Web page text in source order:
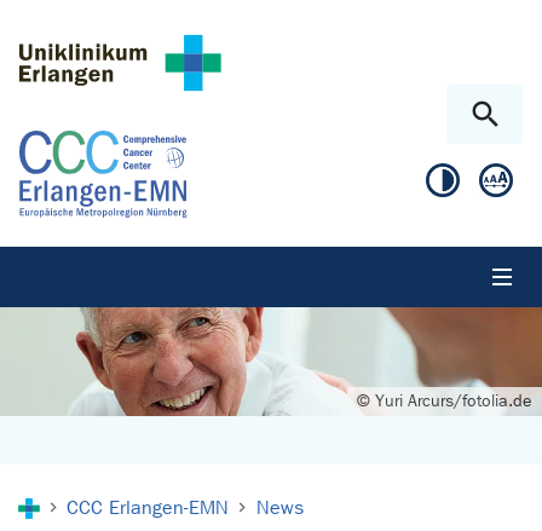
© Yuri Arcurs/fotolia.de
CCC Erlangen-EMN News